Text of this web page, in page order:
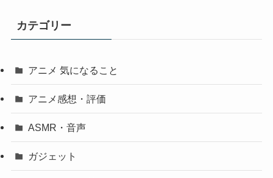
カテゴリー
アニメ 気になること
アニメ感想・評価
ASMR・音声
ガジェット